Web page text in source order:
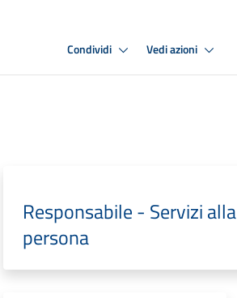
Condividi Vedi azioni
Responsabile - Servizi alla
persona